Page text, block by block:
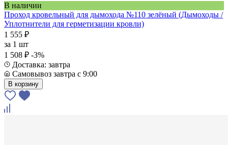
В наличии
Проход кровельный для дымохода №110 зелёный (Дымоходы /
Уплотнители для герметизации кровли)
1 555 ₽
за 1 шт
1 508 ₽ -3%
Доставка: завтра
Самовывоз завтра с 9:00
В корзину